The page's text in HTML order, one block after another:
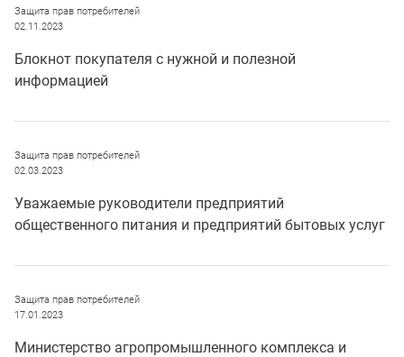
Защита прав потребителей
02.11.2023
Блокнот покупателя с нужной и полезной
информацией
Защита прав потребителей
02.03.2023
Уважаемые руководители предприятий
общественного питания и предприятий бытовых услуг
Защита прав потребителей
17.01.2023
Министерство агропромышленного комплекса и